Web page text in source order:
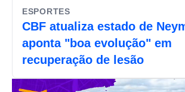
ESPORTES
CBF atualiza estado de
aponta "boa evolução" em
recuperação de lesão